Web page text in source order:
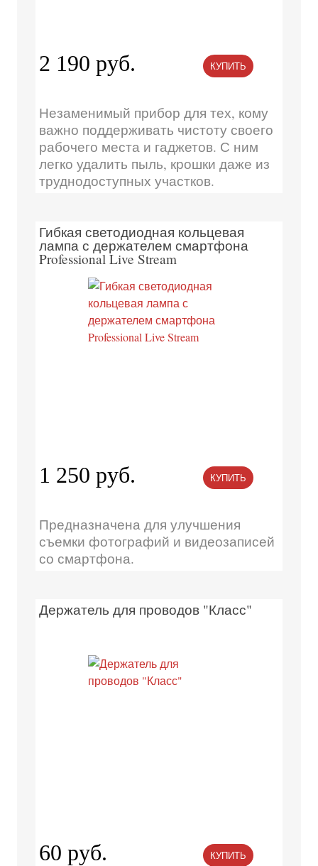
2 190 руб. КУПИТЬ
Незаменимый прибор для тех, кому
важно поддерживать чистоту своего
рабочего места и гаджетов. С ним
легко удалить пыль, крошки даже из
труднодоступных участков.
Гибкая светодиодная кольцевая
лампа с держателем смартфона
Professional Live Stream
1 250 руб. КУПИТЬ
Предназначена для улучшения
съемки фотографий и видеозаписей
со смартфона.
Держатель для проводов "Класс"
60 руб. КУПИТЬ